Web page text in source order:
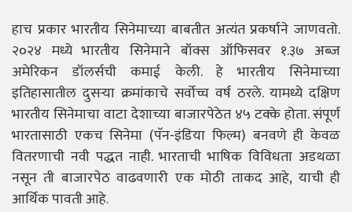
हाच प्रकार भारतीय सिनेमाच्या बाबतीत अत्यंत प्रकर्षाने जाणवतो.
२०२४ मध्ये भारतीय सिनेमाने बॉक्स ऑफिसवर १.३७ अब्ज
अमेरिकन डॉलर्सची कमाई केली. हे भारतीय सिनेमाच्या
इतिहासातील दुसऱ्या क्रमांकाचे सर्वोच्च वर्ष ठरले. यामध्ये दक्षिण
भारतीय सिनेमाचा वाटा देशाच्या बाजारपेठेत ४५ टक्के होता. संपूर्ण
भारतासाठी एकच सिनेमा (पॅन-इंडिया फिल्म) बनवणे ही केवळ
वितरणाची नवी पद्धत नाही. भारताची भाषिक विविधता अडथळा
नसून ती बाजारपेठ वाढवणारी एक मोठी ताकद आहे, याची ही
आर्थिक पावती आहे.